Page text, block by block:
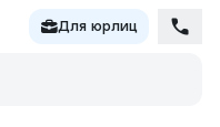
Для юрлиц